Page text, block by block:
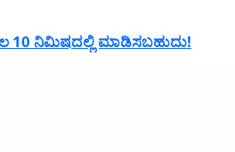
10 ನಿಮಿಷದಲ್ಲಿ ಮಾಡಿಸಬಹುದು!